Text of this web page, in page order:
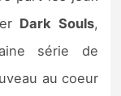
Dark Souls,
série de
au coeur